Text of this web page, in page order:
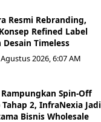
Resmi Rebranding,
Refined Label
Desain Timeless
2026, 6:07 AM
Spin-Off
2, InfraNexia Jadi
Bisnis Wholesale